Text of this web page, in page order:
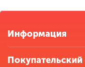
Информация
Покупательский